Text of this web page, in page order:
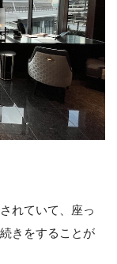
れていて、座っ
きをすることが